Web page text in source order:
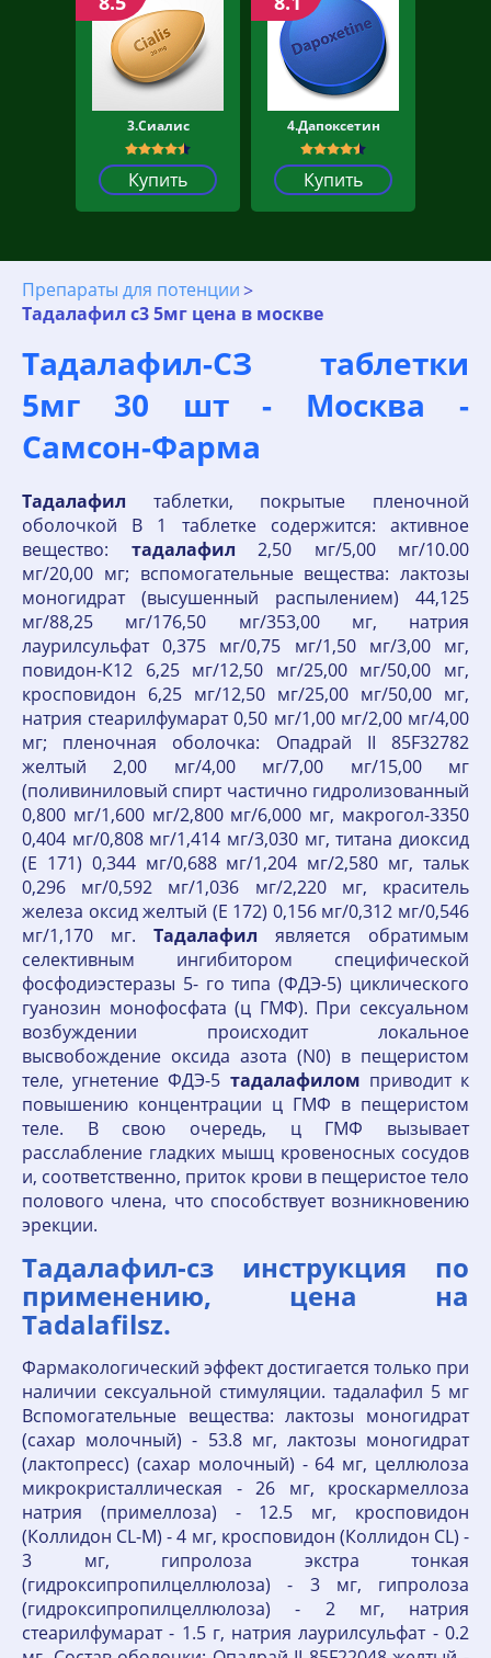
3.Сиалис
Купить
4.Дапоксетин
Купить
Препараты для потенции
Тадалафил с3 5мг цена в москве
Тадалафил-СЗ таблетки
5мг 30 шт - Москва -
Самсон-Фарма
Тадалафил таблетки, покрытые пленочной
оболочкой В 1 таблетке содержится: активное
вещество: тадалафил 2,50 мг/5,00 мг/10.00
мг/20,00 мг; вспомогательные вещества: лактозы
моногидрат (высушенный распылением) 44,125
мг/88,25 мг/176,50 мг/353,00 мг, натрия
лаурилсульфат 0,375 мг/0,75 мг/1,50 мг/3,00 мг,
повидон-К12 6,25 мг/12,50 мг/25,00 мг/50,00 мг,
кросповидон 6,25 мг/12,50 мг/25,00 мг/50,00 мг,
натрия стеарилфумарат 0,50 мг/1,00 мг/2,00 мг/4,00
мг; пленочная оболочка: Опадрай II 85F32782
желтый 2,00 мг/4,00 мг/7,00 мг/15,00 мг
(поливиниловый спирт частично гидролизованный
0,800 мг/1,600 мг/2,800 мг/6,000 мг, макрогол-3350
0,404 мг/0,808 мг/1,414 мг/3,030 мг, титана диоксид
(Е 171) 0,344 мг/0,688 мг/1,204 мг/2,580 мг, тальк
0,296 мг/0,592 мг/1,036 мг/2,220 мг, краситель
железа оксид желтый (Е 172) 0,156 мг/0,312 мг/0,546
мг/1,170 мг. Тадалафил является обратимым
селективным ингибитором специфической
фосфодиэстеразы 5- го типа (ФДЭ-5) циклического
гуанозин монофосфата (ц ГМФ). При сексуальном
возбуждении происходит локальное
высвобождение оксида азота (N0) в пещеристом
теле, угнетение ФДЭ-5 тадалафилом приводит к
повышению концентрации ц ГМФ в пещеристом
теле. В свою очередь, ц ГМФ вызывает
расслабление гладких мышц кровеносных сосудов
и, соответственно, приток крови в пещеристое тело
полового члена, что способствует возникновению
эрекции.
Тадалафил-сз инструкция по
применению, цена на
Tadalafilsz.
Фармакологический эффект достигается только при
наличии сексуальной стимуляции. тадалафил 5 мг
Вспомогательные вещества: лактозы моногидрат
(сахар молочный) - 53.8 мг, лактозы моногидрат
(лактопресс) (сахар молочный) - 64 мг, целлюлоза
микрокристаллическая - 26 мг, кроскармеллоза
натрия (примеллоза) - 12.5 мг, кросповидон
(Коллидон CL-M) - 4 мг, кросповидон (Коллидон CL) -
3 мг, гипролоза экстра тонкая
(гидроксипропилцеллюлоза) - 3 мг, гипролоза
(гидроксипропилцеллюлоза) - 2 мг, натрия
стеарилфумарат - 1.5 г, натрия лаурилсульфат - 0.2